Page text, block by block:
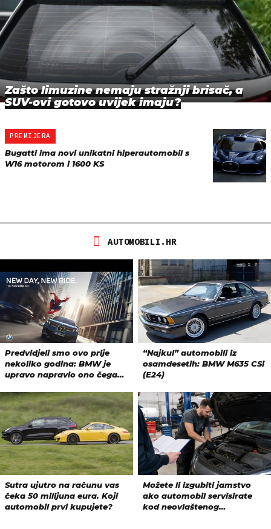
Zašto limuzine nemaju stražnji brisač, a
SUV-ovi gotovo uvijek imaju?
PREMIJERA
Bugatti ima novi unikatni hiperautomobil s
W16 motorom i 1600 KS